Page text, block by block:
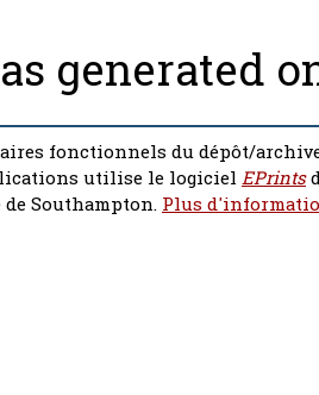
generated
fonctionnels du dépôt/
utilise le logiciel EPrints
Southampton. Plus